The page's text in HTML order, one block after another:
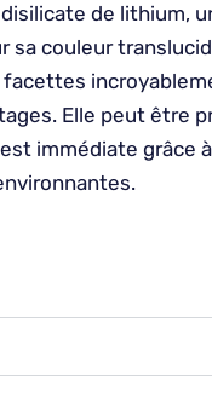
de lithium,
sa couleur
Elle peut être
immédiate grâce